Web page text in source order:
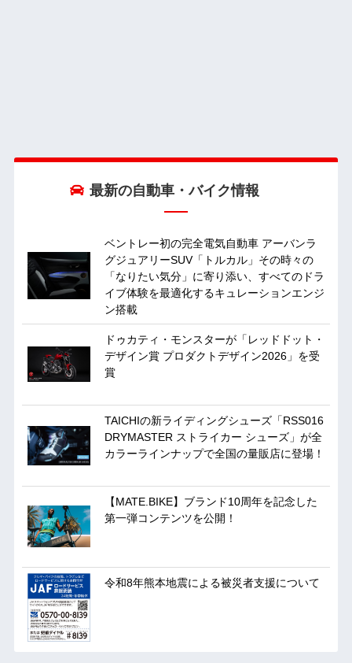
最新の自動車・バイク情報
ベントレー初の完全電気自動車 アーバンラ
グジュアリーSUV「トルカル」その時々の
「なりたい気分」に寄り添い、すべてのドラ
イブ体験を最適化するキュレーションエンジ
ン搭載
ドゥカティ・モンスターが「レッドドット・
デザイン賞 プロダクトデザイン2026」を受
賞
TAICHIの新ライディングシューズ「RSS016
DRYMASTER ストライカー シューズ」が全
カラーラインナップで全国の量販店に登場！
【MATE.BIKE】ブランド10周年を記念した
第一弾コンテンツを公開！
令和8年熊本地震による被災者支援について